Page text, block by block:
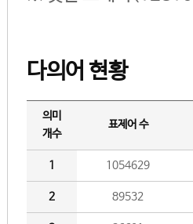
다의어 현황
의미
개수
표제어 수
1 1054629
2 89532